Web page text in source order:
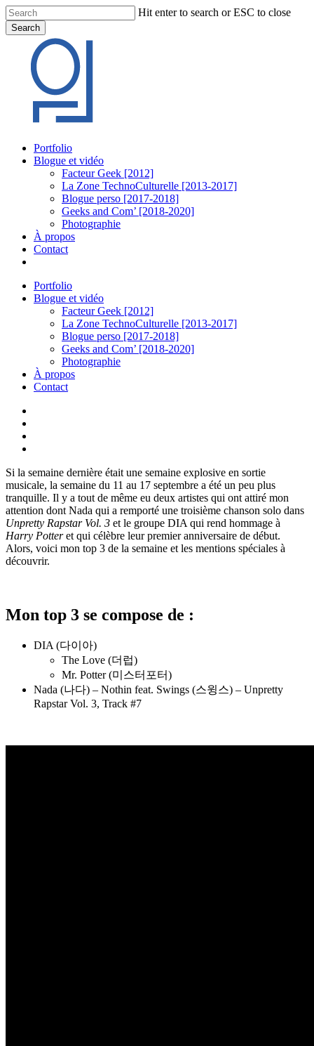
Skip
to
main
content
Hit enter to search or ESC to close
Search
Search
Menu
Portfolio
Blogue et vidéo
Facteur Geek [2012]
La Zone TechnoCulturelle [2013-2017]
Blogue perso [2017-2018]
Geeks and Com’ [2018-2020]
Photographie
À propos
Contact
Portfolio
Blogue et vidéo
Facteur Geek [2012]
La Zone TechnoCulturelle [2013-2017]
Blogue perso [2017-2018]
Geeks and Com’ [2018-2020]
Photographie
À propos
Contact
Si la semaine dernière était une semaine explosive en sortie
musicale, la semaine du 11 au 17 septembre a été un peu plus
tranquille. Il y a tout de même eu deux artistes qui ont attiré mon
attention dont Nada qui a remporté une troisième chanson solo dans
Unpretty Rapstar Vol. 3 et le groupe DIA qui rend hommage à
Harry Potteret qui célèbre leur premier anniversaire de début.
Alors, voici mon top 3 de la semaine et les mentions spéciales à
découvrir.
Mon top 3 se compose de :
DIA (다이아)
The Love (더럽)
Mr. Potter (미스터포터)
Nada (나다) – Nothin feat. Swings (스윙스) – Unpretty
Rapstar Vol. 3, Track #7